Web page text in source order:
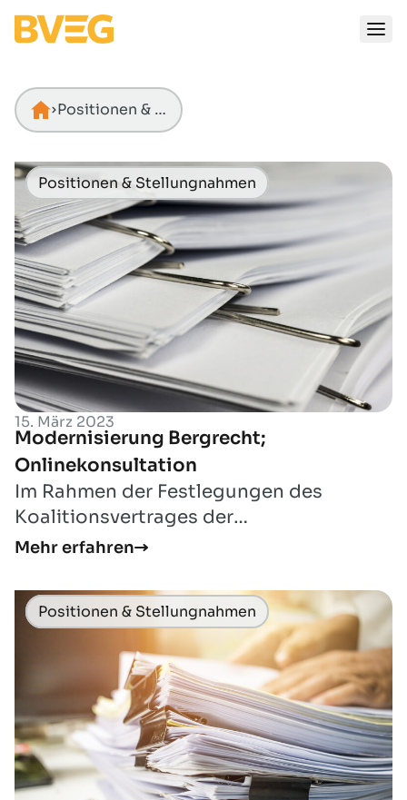
Startseite
Positionen & Stellungnahmen
Positionen & Stellungnahmen
15. März 2023
Modernisierung Bergrecht;
Onlinekonsultation
Im Rahmen der Festlegungen des
Koalitionsvertrages der
Bundesregierung aus November 2021
Mehr erfahren
Positionen & Stellungnahmen